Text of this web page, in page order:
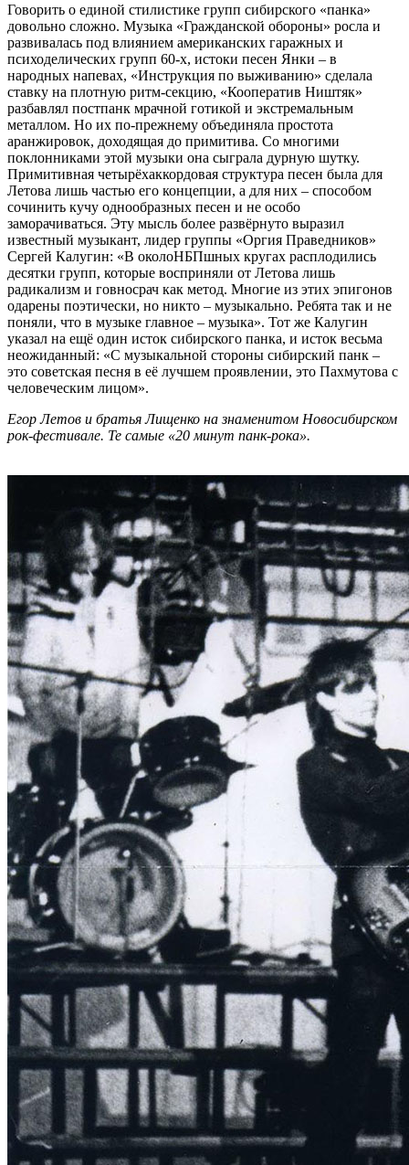
Говорить о единой стилистике групп сибирского «панка»
довольно сложно. Музыка «Гражданской обороны» росла и
развивалась под влиянием американских гаражных и
психоделических групп 60-х, истоки песен Янки – в
народных напевах, «Инструкция по выживанию» сделала
ставку на плотную ритм-секцию, «Кооператив Ништяк»
разбавлял постпанк мрачной готикой и экстремальным
металлом. Но их по-прежнему объединяла простота
аранжировок, доходящая до примитива. Со многими
поклонниками этой музыки она сыграла дурную шутку.
Примитивная четырёхаккордовая структура песен была для
Летова лишь частью его концепции, а для них – способом
сочинить кучу однообразных песен и не особо
заморачиваться. Эту мысль более развёрнуто выразил
известный музыкант, лидер группы «Оргия Праведников»
Сергей Калугин: «В околоНБПшных кругах расплодились
десятки групп, которые восприняли от Летова лишь
радикализм и говносрач как метод. Многие из этих эпигонов
одарены поэтически, но никто – музыкально. Ребята так и не
поняли, что в музыке главное – музыка». Тот же Калугин
указал на ещё один исток сибирского панка, и исток весьма
неожиданный: «С музыкальной стороны сибирский панк –
это советская песня в её лучшем проявлении, это Пахмутова с
человеческим лицом».
Егор Летов и братья Лищенко на знаменитом Новосибирском
рок-фестивале. Те самые «20 минут панк-рока».